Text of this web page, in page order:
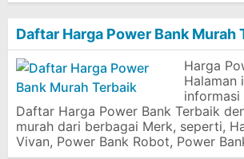
Daftar Harga Power Bank Murah
Harga
Halaman
Daftar Harga Power Bank Terbaik
murah dari berbagai Merk, seperti,
Vivan, Power Bank Robot, Power